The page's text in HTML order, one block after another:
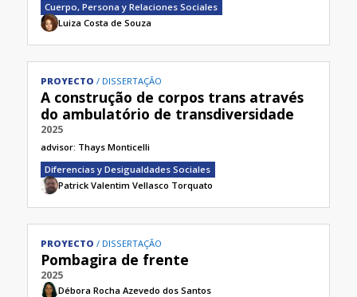
Cuerpo, Persona y Relaciones Sociales
Luiza Costa de Souza
PROYECTO DISSERTAÇÃO
A construção de corpos trans através
do ambulatório de transdiversidade
2025
advisor: Thays Monticelli
Diferencias y Desigualdades Sociales
Patrick Valentim Vellasco Torquato
PROYECTO DISSERTAÇÃO
Pombagira de frente
2025
Débora Rocha Azevedo dos Santos